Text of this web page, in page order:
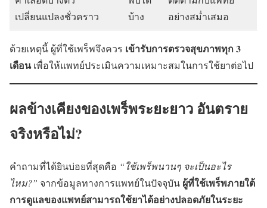
เปลี่ยนแปลงชั่วคราว
บ้าง
อย่างสม่ำเสมอ
ด้วยเหตุนี้ ผู้ที่ใช้เพร็พจึงควร เข้ารับการตรวจสุขภาพทุก 3
เดือนเพื่อให้แพทย์ประเมินความเหมาะสมในการใช้ยาต่อไป
ผลข้างเคียงของเพร็พระยะยาว อันตราย
จริงหรือไม่?
คำถามที่ได้ยินบ่อยที่สุดคือ “ใช้เพร็พนานๆ จะเป็นอะไร
ไหม?” จากข้อมูลทางการแพทย์ในปัจจุบัน ผู้ที่ใช้เพร็พภายใต้
การดูแลของแพทย์สามารถใช้ยาได้อย่างปลอดภัยในระยะ